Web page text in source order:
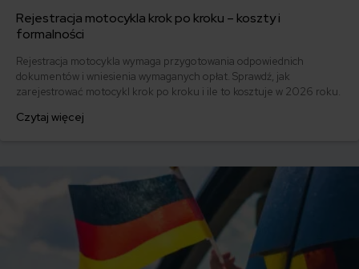
Rejestracja motocykla krok po kroku – koszty i
formalności
Rejestracja motocykla wymaga przygotowania odpowiednich
dokumentów i wniesienia wymaganych opłat. Sprawdź, jak
zarejestrować motocykl krok po kroku i ile to kosztuje w 2026 roku.
Czytaj więcej